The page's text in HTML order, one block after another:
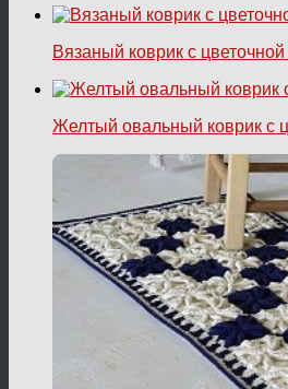
Вязаный коврик с
Желтый овальный коврик с